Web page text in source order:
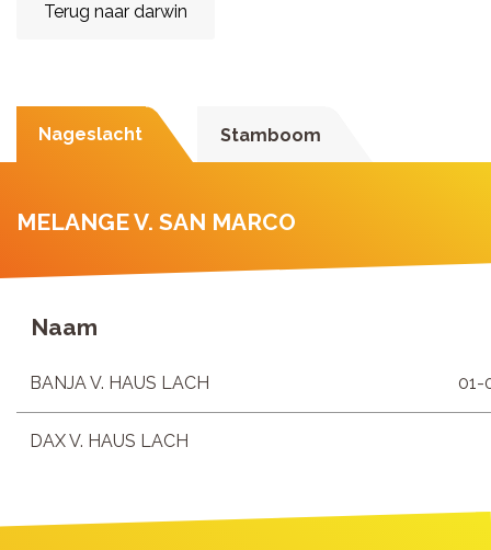
Terug naar darwin
Nageslacht Stamboom
MELANGE V. SAN MARCO
Naam
BANJA V. HAUS LACH 01-
DAX V. HAUS LACH